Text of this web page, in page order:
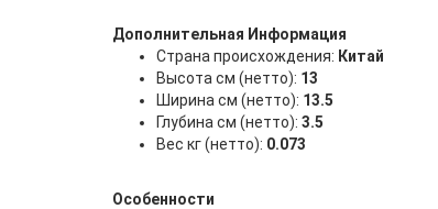
Дополнительная Информация
Страна происхождения: Китай
Высота см (нетто): 13
Ширина см (нетто): 13.5
Глубина см (нетто): 3.5
Вес кг (нетто): 0.073
Особенности